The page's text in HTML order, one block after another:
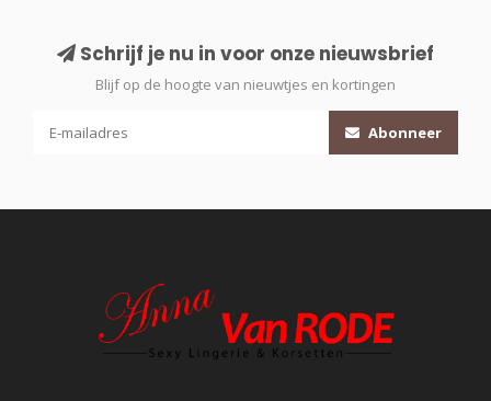
Schrijf je nu in voor onze nieuwsbrief
Blijf op de hoogte van nieuwtjes en kortingen
Abonneer